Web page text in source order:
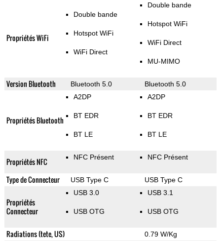
Propriétés WiFi
Double bande
Hotspot WiFi
WiFi Direct
Double bande
Hotspot WiFi
WiFi Direct
MU-MIMO
Version Bluetooth Bluetooth 5.0 Bluetooth 5.0
Propriétés Bluetooth
A2DP
BT EDR
BT LE
A2DP
BT EDR
BT LE
Propriétés NFC NFC Présent NFC Présent
Type de Connecteur USB Type C USB Type C
Propriétés
Connecteur
USB 3.0
USB OTG
USB 3.1
USB OTG
Radiations (tete, US) 0.79 W/Kg